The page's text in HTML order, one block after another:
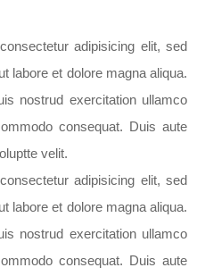
adipisicing elit, sed
labore et dolore magna aliqua.
nostrud exercitation ullamco
consequat. Duis aute
velit.
adipisicing elit, sed
labore et dolore magna aliqua.
nostrud exercitation ullamco
consequat. Duis aute